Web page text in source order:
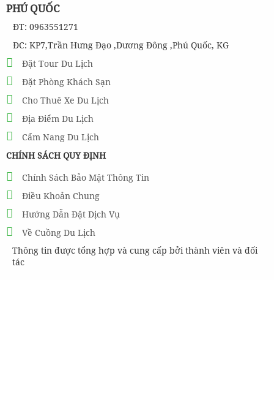
PHÚ QUỐC
ĐT: 0963551271
ĐC: KP7,Trần Hưng Đạo ,Dương Đông ,Phú Quốc, KG
Đặt Tour Du Lịch
Đặt Phòng Khách Sạn
Cho Thuê Xe Du Lịch
Địa Điểm Du Lịch
Cẩm Nang Du Lịch
CHÍNH SÁCH QUY ĐỊNH
Chính Sách Bảo Mật Thông Tin
Điều Khoản Chung
Hướng Dẫn Đặt Dịch Vụ
Về Cuồng Du Lịch
Thông tin được tổng hợp và cung cấp bởi thành viên và đối
tác